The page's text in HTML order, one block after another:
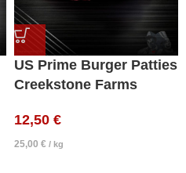
US Prime Burger Patties
Creekstone Farms
12,50 €
25,00 € / kg